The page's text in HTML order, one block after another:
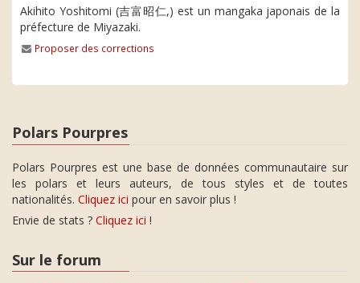
Akihito Yoshitomi (吉富昭仁,) est un mangaka japonais de la
préfecture de Miyazaki.
Proposer des corrections
Polars Pourpres
Polars Pourpres est une base de données communautaire sur
les polars et leurs auteurs, de tous styles et de toutes
nationalités. Cliquez ici pour en savoir plus !
Envie de stats ? Cliquez ici !
Sur le forum